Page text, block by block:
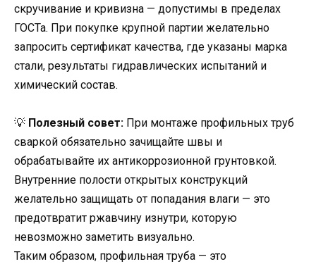
скручивание и кривизна — допустимы в пределах
ГОСТа. При покупке крупной партии желательно
запросить сертификат качества, где указаны марка
стали, результаты гидравлических испытаний и
химический состав.
💡 Полезный совет: При монтаже профильных труб
сваркой обязательно зачищайте швы и
обрабатывайте их антикоррозионной грунтовкой.
Внутренние полости открытых конструкций
желательно защищать от попадания влаги — это
предотвратит ржавчину изнутри, которую
невозможно заметить визуально.
Таким образом, профильная труба — это